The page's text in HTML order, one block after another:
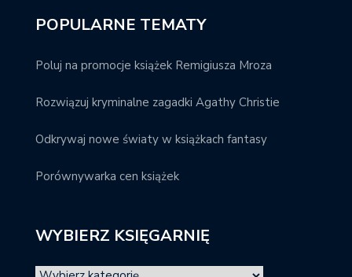
POPULARNE TEMATY
Poluj na promocje książek Remigiusza Mroza
Rozwiązuj kryminalne zagadki Agathy Christie
Odkrywaj nowe światy w książkach fantasy
Porównywarka cen książek
WYBIERZ KSIĘGARNIĘ